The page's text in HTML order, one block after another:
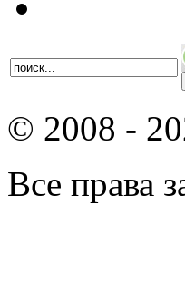
© 2008 -
Все права